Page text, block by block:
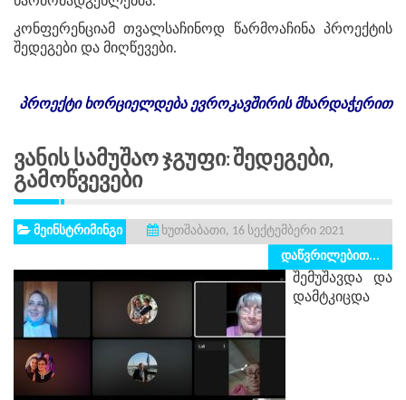
კონფერენციამ თვალსაჩინოდ წარმოაჩინა პროექტის
შედეგები და მიღწევები.
პროექტი ხორციელდება ევროკავშირის მხარდაჭერით
Ვანის Სამუშაო Ჯგუფი: Შედეგები,
Გამოწვევები
მეინსტრიმინგი
ხუთშაბათი, 16 სექტემბერი 2021
დაწვრილებით...
შემუშავდა და
დამტკიცდა